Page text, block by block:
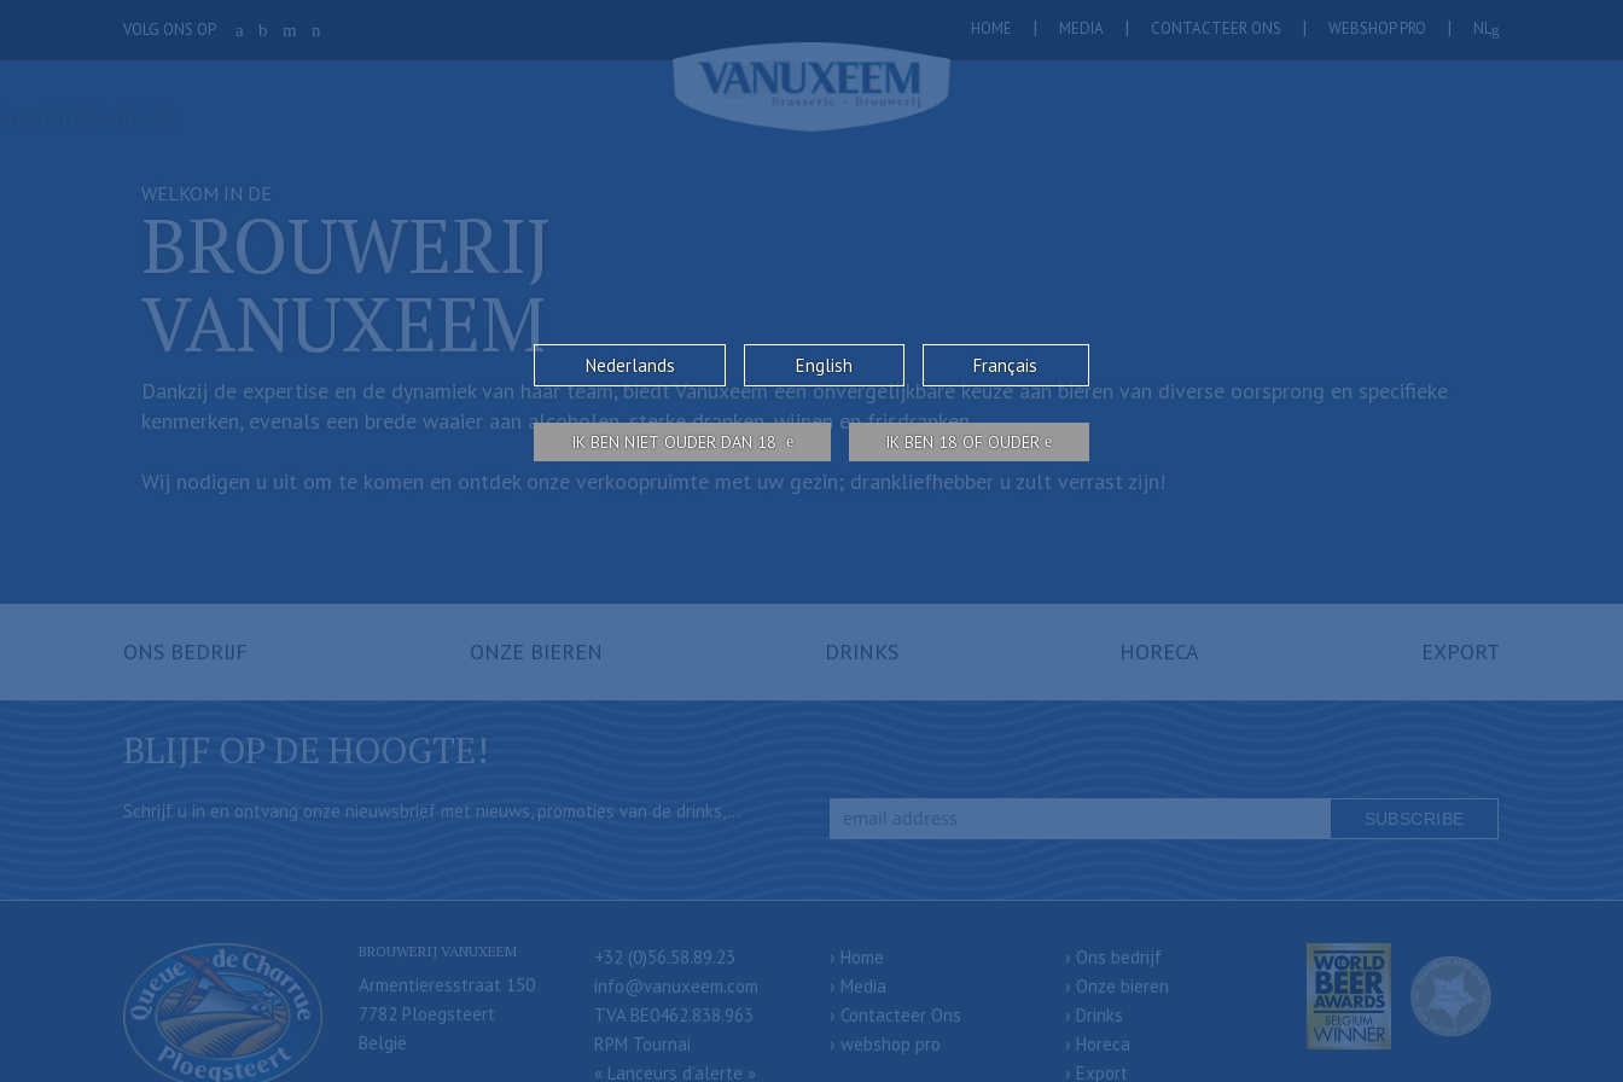
naar
VOLG ONS OP a b m n HOME MEDIA CONTACTEER ONS WEBSHOP PRO NL
WELKOM IN DE
BROUWERIJ
VANUXEEM
Dankzij de expertise en de dynamiek van haar team, biedt Vanuxeem een onvergelijkbare keuze aan bieren van diverse oorsprong en specifieke
kenmerken, evenals een brede waaier aan alcoholen, sterke dranken, wijnen en frisdranken.
Wij nodigen u uit om te komen en ontdek onze verkoopruimte met uw gezin; drankliefhebber u zult verrast zijn!
ONS BEDRIJF ONZE BIEREN DRINKS HORECA EXPORT
Nederlands English Français
IK BEN NIET OUDER DAN 18 IK BEN 18 OF OUDER
BLIJF OP DE HOOGTE!
Schrijf u in en ontvang onze nieuwsbrief met nieuws, promoties van de drinks,...
BROUWERIJ VANUXEEM
Armentieresstraat 150
7782 Ploegsteert
België
+32 (0)56.58.89.23
info@vanuxeem.com
TVA BE0462.838.963
RPM Tournai
« Lanceurs d’alerte »
Home
Media
Contacteer Ons
webshop pro
Ons bedrijf
Onze bieren
Drinks
Horeca
Export